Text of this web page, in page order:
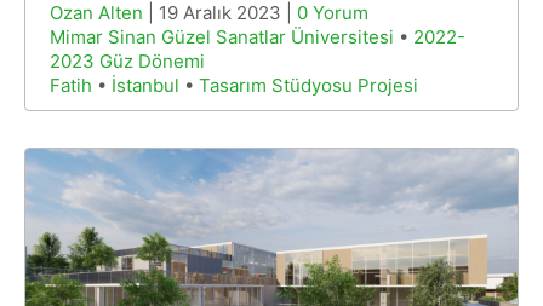
Ozan Alten | 19 Aralık 2023 | 0 Yorum
Mimar Sinan Güzel Sanatlar Üniversitesi • 2022-
2023 Güz Dönemi
Fatih • İstanbul • Tasarım Stüdyosu Projesi